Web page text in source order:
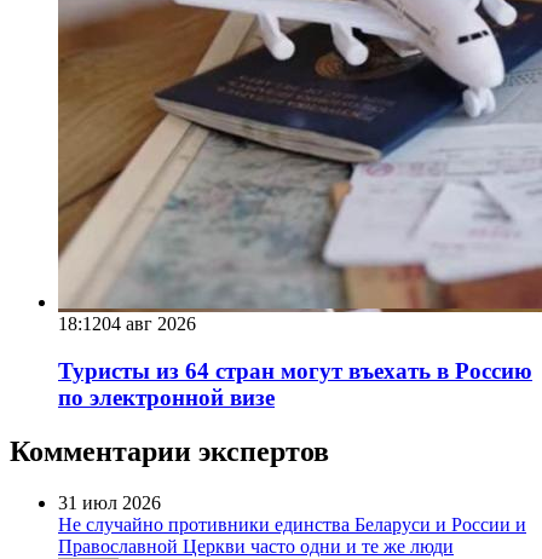
18:1204 авг 2026
Туристы из 64 стран могут въехать в Россию
по электронной визе
Комментарии экспертов
31 июл 2026
Не случайно противники единства Беларуси и России и
Православной Церкви часто одни и те же люди